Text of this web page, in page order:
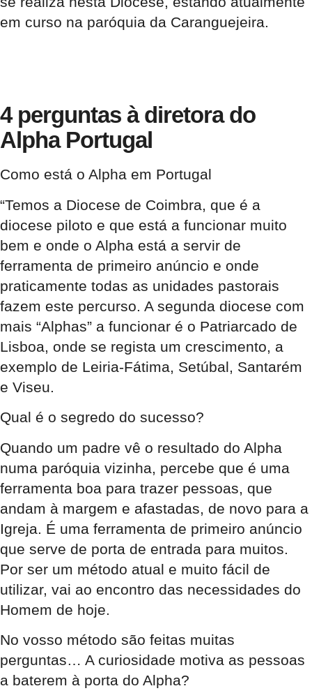
em curso na paróquia da Caranguejeira.
4 perguntas à diretora do
Alpha Portugal
Como está o Alpha em Portugal
“Temos a Diocese de Coimbra, que é a
diocese piloto e que está a funcionar muito
bem e onde o Alpha está a servir de
ferramenta de primeiro anúncio e onde
praticamente todas as unidades pastorais
fazem este percurso. A segunda diocese com
mais “Alphas” a funcionar é o Patriarcado de
Lisboa, onde se regista um crescimento, a
exemplo de Leiria-Fátima, Setúbal, Santarém
e Viseu.
Qual é o segredo do sucesso?
Quando um padre vê o resultado do Alpha
numa paróquia vizinha, percebe que é uma
ferramenta boa para trazer pessoas, que
andam à margem e afastadas, de novo para a
Igreja. É uma ferramenta de primeiro anúncio
que serve de porta de entrada para muitos.
Por ser um método atual e muito fácil de
utilizar, vai ao encontro das necessidades do
Homem de hoje.
No vosso método são feitas muitas
perguntas… A curiosidade motiva as pessoas
a baterem à porta do Alpha?